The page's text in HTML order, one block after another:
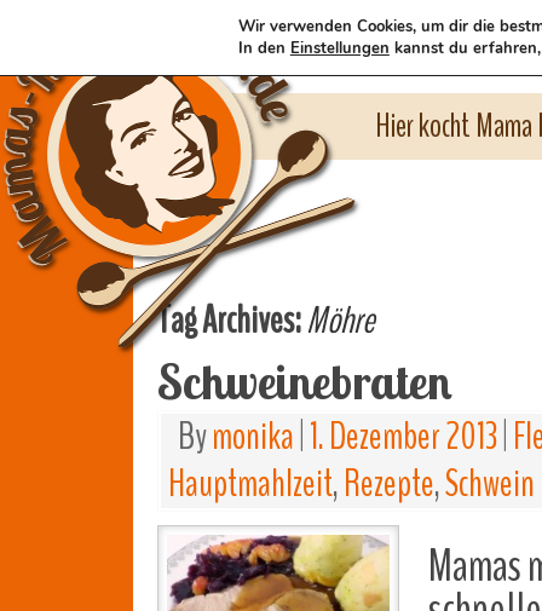
Hier kocht
Tag Archives:Möhre
Schweinebraten
Bymonika 1. Dezember 2013
Hauptmahlzeit,Rezepte,Schwein
Wir verwenden Cookies, um dir die
In den Einstellungen kannst du